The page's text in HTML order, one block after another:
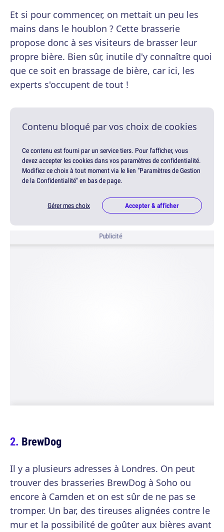
Et si pour commencer, on mettait un peu les
mains dans le houblon ? Cette brasserie
propose donc à ses visiteurs de brasser leur
propre bière. Bien sûr, inutile d'y connaître quoi
que ce soit en brassage de bière, car ici, les
experts s'occupent de tout !
Contenu bloqué par vos choix de cookies
Ce contenu est fourni par un service tiers. Pour l'afficher, vous
devez accepter les cookies dans vos paramètres de confidentialité.
Modifiez ce choix à tout moment via le lien "Paramètres de Gestion
de la Confidentialité" en bas de page.
Gérer mes choix Accepter & afficher
Publicité
BrewDog
Il y a plusieurs adresses à Londres. On peut
trouver des brasseries BrewDog à Soho ou
encore à Camden et on est sûr de ne pas se
tromper. Un bar, des tireuses alignées contre le
mur et la possibilité de goûter aux bières avant